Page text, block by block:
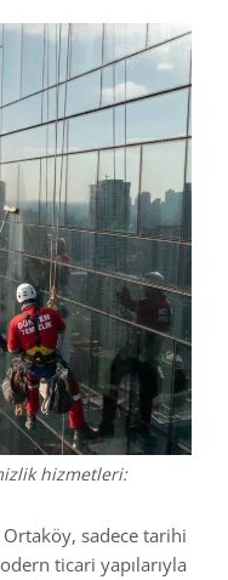
hizmetleri:
Ortaköy, sadece tarihi
ticari yapılarıyla